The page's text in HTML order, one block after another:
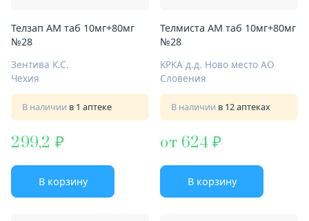
Телзап АМ таб 10мг+80мг
№28
Зентива К.С.
Чехия
В наличии в 1 аптеке
299,2
В корзину
Телмиста АМ таб 10мг+80мг
№28
КРКА д.д. Ново место АО
Словения
В наличии в 12 аптеках
от 624
В корзину